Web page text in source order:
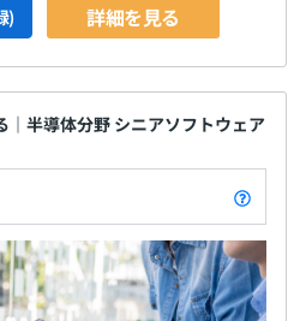
) 詳細を見る
｜半導体分野 シニアソフトウェア